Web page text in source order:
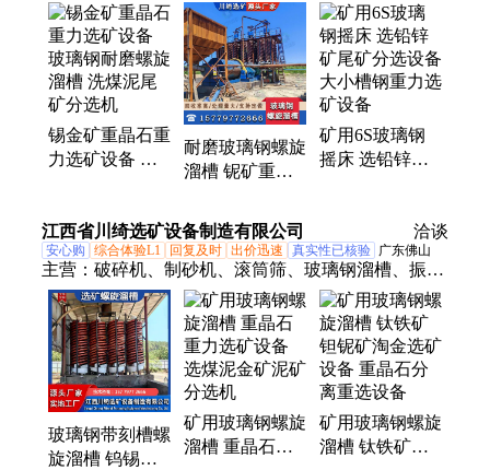
溜槽、选金离心机、铜米机、铜铝分离机、五金烘干
脱水机、球磨机、淘金设备、矿用粉碎机、滚筒筛、
脱水筛、洗沙机、选金摇床、浮选机、螺旋分级机、
搅拌槽、输送机、泥石分离机、洗石机、洗矿机、振
动筛
锡金矿重晶石重
力选矿设备 玻
分选机
耐磨玻璃钢螺旋
溜槽 铌矿重晶
矿用重金属分离
机
矿用6S玻璃钢
摇床 选铅锌矿
江西省川绮选矿设备制造有限公司 洽谈
安心购 综合体验L1 回复及时 出价迅速 真实性已核验 广东佛山
主营： 破碎机、制砂机、滚筒筛、玻璃钢溜槽、振动
筛、球磨机、输送机、离心机、洗石机、撕碎机、跳
汰机
玻璃钢带刻槽螺
旋溜槽 钨锡钛
矿用玻璃钢螺旋
溜槽 重晶石重
矿用玻璃钢螺旋
溜槽 钛铁矿钽